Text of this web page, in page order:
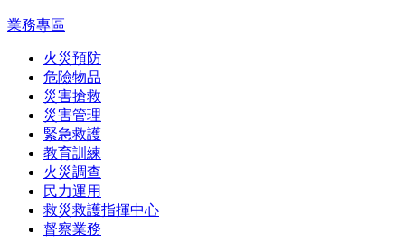
業務專區
火災預防
危險物品
災害搶救
災害管理
緊急救護
教育訓練
火災調查
民力運用
救災救護指揮中心
督察業務